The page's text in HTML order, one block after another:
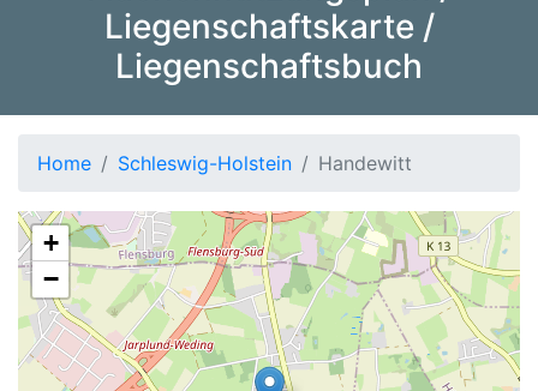
Liegenschaftskarte /
Liegenschaftsbuch
Home Schleswig-Holstein Handewitt
+
−